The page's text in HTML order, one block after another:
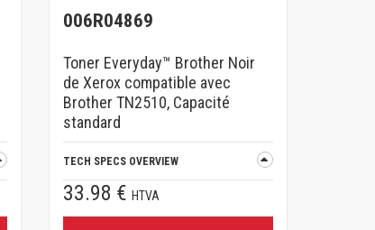
006R04869
Toner Everyday™ Brother Noir
de Xerox compatible avec
Brother TN2510, Capacité
standard
TECH SPECS OVERVIEW
33.98 € HTVA